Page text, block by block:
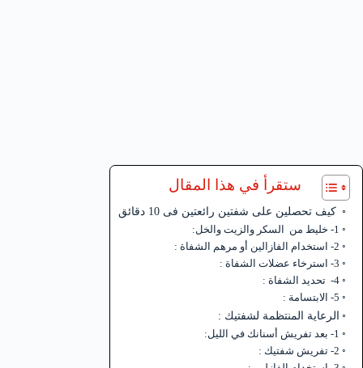
ستقرأ في هذا المقال
كيف تحصلين على شفتين رائعتين فى 10 دقائق
1- خليط من السكر والزيت والخل:
2- استخدام الفازالين أو مرهم الشفاة :
3- استرخاء عضلات الشفاة :
4- تحديد الشفاة :
5- الابتسامة :
الرعاية المنتظمة لشفتيك :
1- بعد تفريش أسنانك في الليل:
2- تفريش شفتيك :